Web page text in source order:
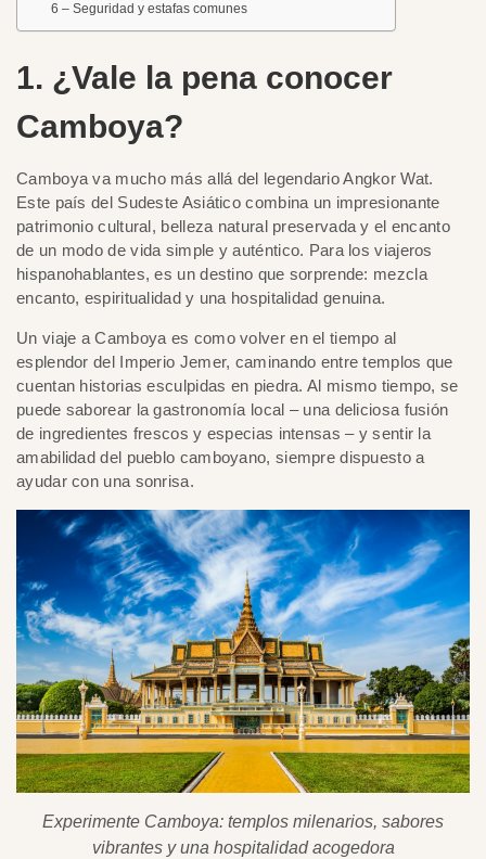
6 – Seguridad y estafas comunes
1. ¿Vale la pena conocer
Camboya?
Camboya va mucho más allá del legendario Angkor Wat.
Este país del Sudeste Asiático combina un impresionante
patrimonio cultural, belleza natural preservada y el encanto
de un modo de vida simple y auténtico. Para los viajeros
hispanohablantes, es un destino que sorprende: mezcla
encanto, espiritualidad y una hospitalidad genuina.
Un viaje a Camboya es como volver en el tiempo al
esplendor del Imperio Jemer, caminando entre templos que
cuentan historias esculpidas en piedra. Al mismo tiempo, se
puede saborear la gastronomía local – una deliciosa fusión
de ingredientes frescos y especias intensas – y sentir la
amabilidad del pueblo camboyano, siempre dispuesto a
ayudar con una sonrisa.
Experimente Camboya: templos milenarios, sabores
vibrantes y una hospitalidad acogedora